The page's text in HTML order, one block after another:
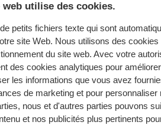
web utilise des cookies.
petits fichiers texte qui sont
site Web. Nous utilisons des
du site web. Avec votre
des cookies analytiques pour
les informations que vous avez
de marketing et pour
nous et d'autres parties pouvons
et nos publicités plus pertinents
reflètent fidèlement leur